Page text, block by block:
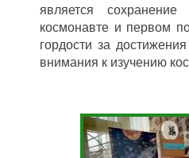
является
космонавте и первом
гордости за
внимания к изучению